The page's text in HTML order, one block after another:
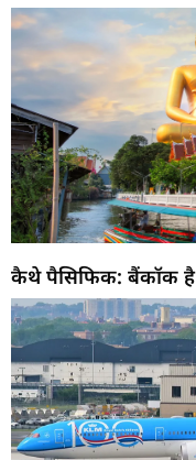
कैथे पैसिफिक: बैंकॉक